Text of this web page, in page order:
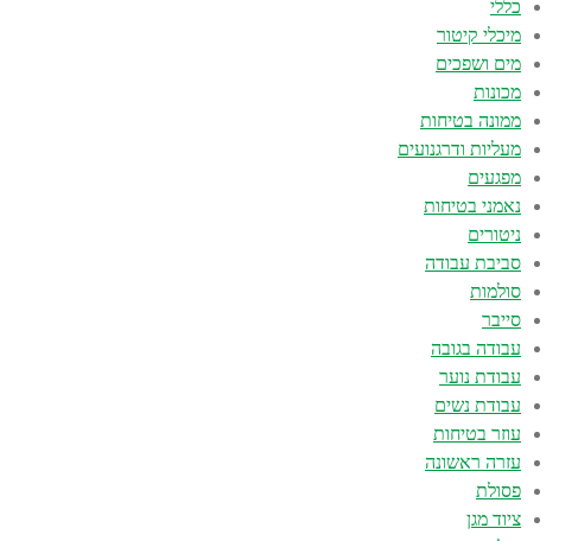
כללי
מיכלי קיטור
מים ושפכים
מכונות
ממונה בטיחות
מעליות ודרגנועים
מפגעים
נאמני בטיחות
ניטורים
סביבת עבודה
סולמות
סייבר
עבודה בגובה
עבודת נוער
עבודת נשים
עוזר בטיחות
עזרה ראשונה
פסולת
ציוד מגן